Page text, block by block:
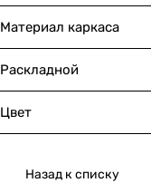
Материал каркаса
Раскладной
Цвет
Назад к списку